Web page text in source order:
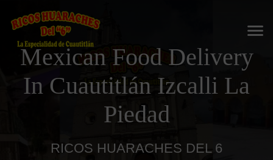
Mexican Food Delivery
In Cuautitlán Izcalli La
Piedad
RICOS HUARACHES DEL 6